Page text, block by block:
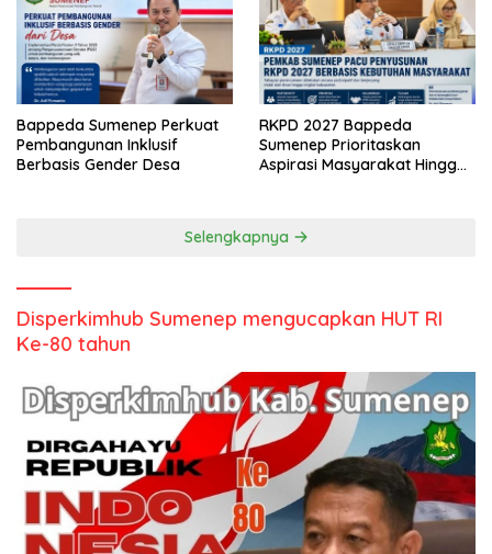
Bappeda Sumenep Perkuat
Pembangunan Inklusif
Berbasis Gender Desa
RKPD 2027 Bappeda
Sumenep Prioritaskan
Aspirasi Masyarakat Hingga
Selengkapnya
Disperkimhub Sumenep mengucapkan HUT RI
Ke-80 tahun